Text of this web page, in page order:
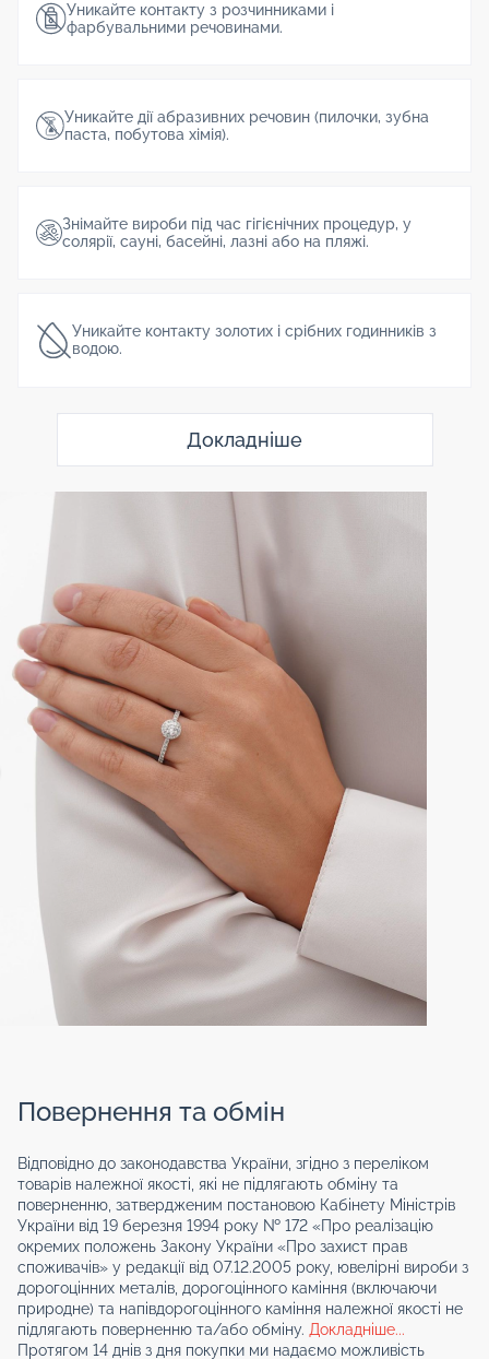
Уникайте контакту з розчинниками і
фарбувальними речовинами.
Уникайте дії абразивних речовин (пилочки, зубна
паста, побутова хімія).
Знімайте вироби під час гігієнічних процедур, у
солярії, сауні, басейні, лазні або на пляжі.
Уникайте контакту золотих і срібних годинників з
водою.
Докладніше
Повернення та обмін
Відповідно до законодавства України, згідно з переліком
товарів належної якості, які не підлягають обміну та
поверненню, затвердженим постановою Кабінету Міністрів
України від 19 березня 1994 року № 172 «Про реалізацію
окремих положень Закону України «Про захист прав
споживачів» у редакції від 07.12.2005 року, ювелірні вироби з
дорогоцінних металів, дорогоцінного каміння (включаючи
природне) та напівдорогоцінного каміння належної якості не
підлягають поверненню та/або обміну. Докладніше...
Протягом 14 днів з дня покупки ми надаємо можливість